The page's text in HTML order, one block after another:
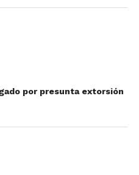
por presunta extorsión